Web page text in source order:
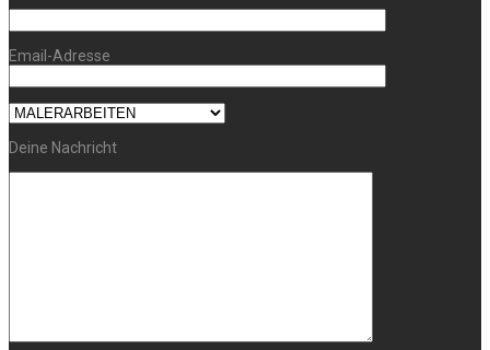
Email-Adresse
Deine Nachricht